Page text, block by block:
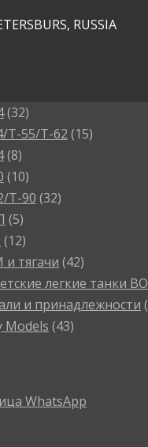
RUSSIA
(32)
Т-55/Т-62 (15)
(8)
(10)
T-90 (32)
(5)
(12)
тягачи (42)
легкие танки
и принадлежности
Models (43)